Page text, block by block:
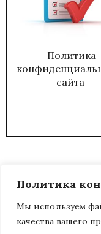
Политика
Мы используем
качества вашего
Политика
сайта